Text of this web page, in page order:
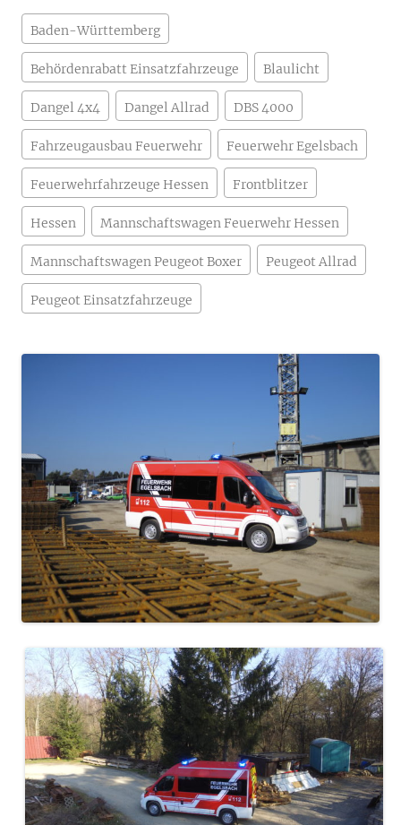
Baden-Württemberg
Behördenrabatt Einsatzfahrzeuge Blaulicht
Dangel 4x4 Dangel Allrad DBS 4000
Fahrzeugausbau Feuerwehr Feuerwehr Egelsbach
Feuerwehrfahrzeuge Hessen Frontblitzer
Hessen Mannschaftswagen Feuerwehr Hessen
Mannschaftswagen Peugeot Boxer Peugeot Allrad
Peugeot Einsatzfahrzeuge